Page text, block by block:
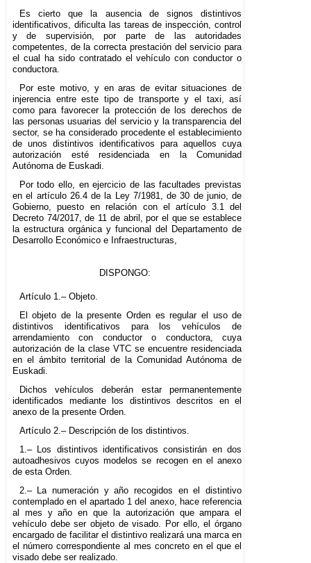
Es cierto que la ausencia de signos distintivos
identificativos, dificulta las tareas de inspección, control
y de supervisión, por parte de las autoridades
competentes, de la correcta prestación del servicio para
el cual ha sido contratado el vehículo con conductor o
conductora.
Por este motivo, y en aras de evitar situaciones de
injerencia entre este tipo de transporte y el taxi, así
como para favorecer la protección de los derechos de
las personas usuarias del servicio y la transparencia del
sector, se ha considerado procedente el establecimiento
de unos distintivos identificativos para aquellos cuya
autorización esté residenciada en la Comunidad
Autónoma de Euskadi.
Por todo ello, en ejercicio de las facultades previstas
en el artículo 26.4 de la Ley 7/1981, de 30 de junio, de
Gobierno, puesto en relación con el artículo 3.1 del
Decreto 74/2017, de 11 de abril, por el que se establece
la estructura orgánica y funcional del Departamento de
Desarrollo Económico e Infraestructuras,
DISPONGO:
Artículo 1.– Objeto.
El objeto de la presente Orden es regular el uso de
distintivos identificativos para los vehículos de
arrendamiento con conductor o conductora, cuya
autorización de la clase VTC se encuentre residenciada
en el ámbito territorial de la Comunidad Autónoma de
Euskadi.
Dichos vehículos deberán estar permanentemente
identificados mediante los distintivos descritos en el
anexo de la presente Orden.
Artículo 2.– Descripción de los distintivos.
1.– Los distintivos identificativos consistirán en dos
autoadhesivos cuyos modelos se recogen en el anexo
de esta Orden.
2.– La numeración y año recogidos en el distintivo
contemplado en el apartado 1 del anexo, hace referencia
al mes y año en que la autorización que ampara el
vehículo debe ser objeto de visado. Por ello, el órgano
encargado de facilitar el distintivo realizará una marca en
el número correspondiente al mes concreto en el que el
visado debe ser realizado.